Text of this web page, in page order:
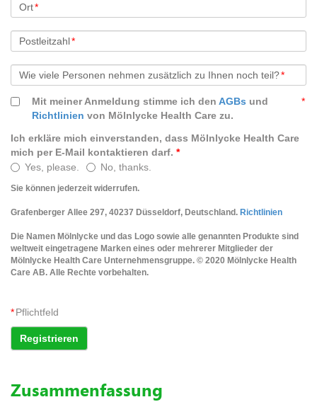
Ort*
Postleitzahl*
Wie viele Personen nehmen zusätzlich zu Ihnen noch teil?*
Mit meiner Anmeldung stimme ich den AGBs und
Richtlinien von Mölnlycke Health Care zu.
*
Ich erkläre mich einverstanden, dass Mölnlycke Health Care
mich per E-Mail kontaktieren darf. *
Yes, please.
No, thanks.
Sie können jederzeit widerrufen.
Grafenberger Allee 297, 40237 Düsseldorf, Deutschland. Richtlinien
Die Namen Mölnlycke und das Logo sowie alle genannten Produkte sind
weltweit eingetragene Marken eines oder mehrerer Mitglieder der
Mölnlycke Health Care Unternehmensgruppe. © 2020 Mölnlycke Health
Care AB. Alle Rechte vorbehalten.
*Pflichtfeld
Registrieren
Zusammenfassung